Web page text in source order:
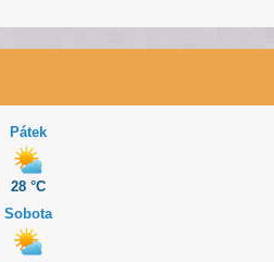
Pátek
28 °C
Sobota